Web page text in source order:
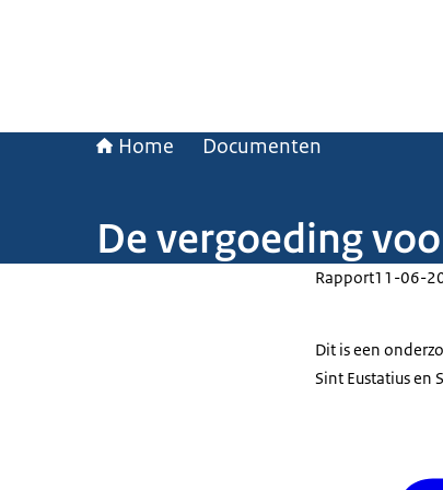
Home Documenten
De vergoeding
Rapport11-06-
Dit is een
Sint Eustatius en